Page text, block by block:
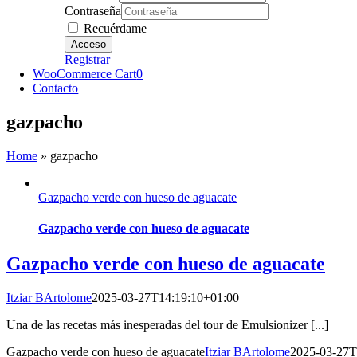
Contraseña
Recuérdame
Registrar
WooCommerce Cart0
Contacto
gazpacho
Home » gazpacho
Gazpacho verde con hueso de aguacate
Gazpacho verde con hueso de aguacate
Gazpacho verde con hueso de aguacate
Itziar BArtolome2025-03-27T14:19:10+01:00
Una de las recetas más inesperadas del tour de Emulsionizer [...]
Gazpacho verde con hueso de aguacateItziar BArtolome2025-03-